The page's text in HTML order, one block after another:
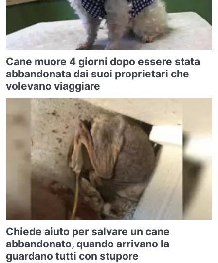
Cane muore 4 giorni dopo essere stata
abbandonata dai suoi proprietari che
volevano viaggiare
Chiede aiuto per salvare un cane
abbandonato, quando arrivano la
guardano tutti con stupore